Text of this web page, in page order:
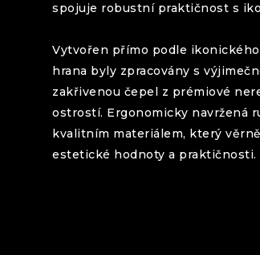
spojuje robustní praktičnost s
Vytvořen přímo podle ikonického
hrana byly zpracovány s
zakřivenou čepel z prémiové
ostrostí. Ergonomicky navržená
kvalitním materiálem, který
estetické hodnoty a praktičnosti.